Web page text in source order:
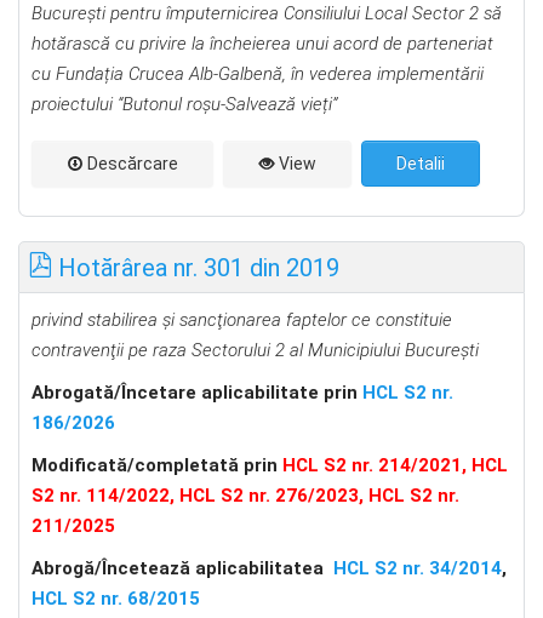
București pentru împuternicirea Consiliului Local Sector 2 să
hotărască cu privire la încheierea unui acord de parteneriat
cu Fundația Crucea Alb-Galbenă, în vederea implementării
proiectului “Butonul roșu-Salvează vieți”
Descărcare View Detalii
Hotărârea nr. 301 din 2019
privind stabilirea şi sancţionarea faptelor ce constituie
contravenţii pe raza Sectorului 2 al Municipiului Bucureşti
Abrogată/Încetare aplicabilitate prin HCL S2 nr.
186/2026
Modificată/completată prin HCL S2 nr. 214/2021, HCL
S2 nr. 114/2022, HCL S2 nr. 276/2023, HCL S2 nr.
211/2025
Abrogă/Încetează aplicabilitatea HCL S2 nr. 34/2014,
HCL S2 nr. 68/2015